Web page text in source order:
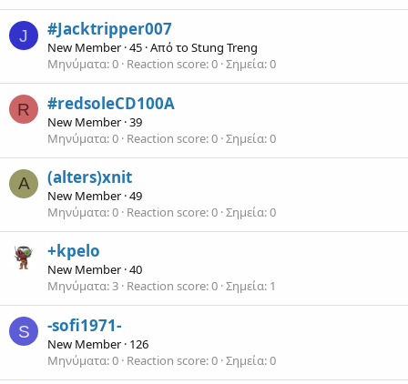
J #Jacktripper007
New Member ·45 ·Από τοStung Treng
Μηνύματα 0 Reaction score 0 Σημεία 0
R #redsoleCD100A
New Member ·39
Μηνύματα 0 Reaction score 0 Σημεία 0
A (alters)xnit
New Member ·49
Μηνύματα 0 Reaction score 0 Σημεία 0
+kpelo
New Member ·40
Μηνύματα 3 Reaction score 0 Σημεία 1
S -sofi1971-
New Member · 126
Μηνύματα 0 Reaction score 0 Σημεία 0